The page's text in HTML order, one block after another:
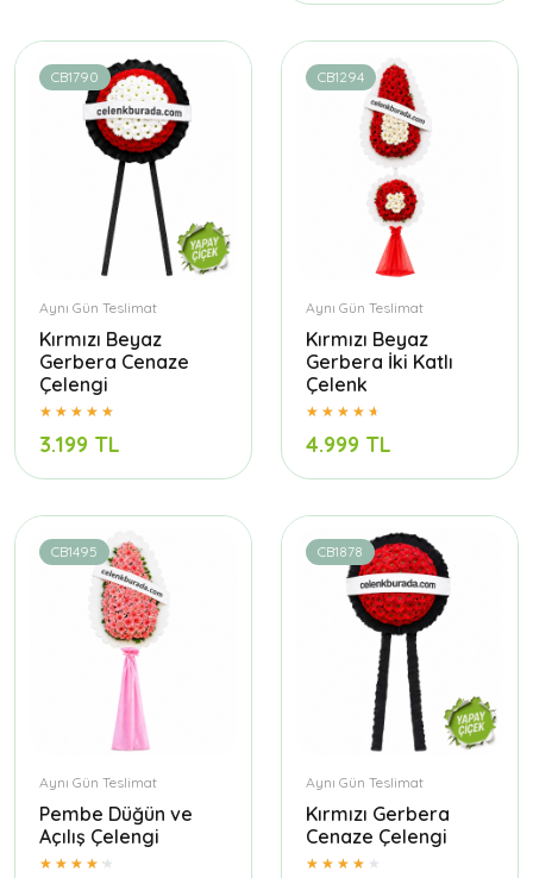
CB1790
Aynı Gün Teslimat
Kırmızı Beyaz
Gerbera Cenaze
Çelengi
3.199 TL
CB1294
Aynı Gün Teslimat
Kırmızı Beyaz
Gerbera İki Katlı
Çelenk
4.999 TL
CB1495
Aynı Gün Teslimat
Pembe Düğün ve
Açılış Çelengi
CB1878
Aynı Gün Teslimat
Kırmızı Gerbera
Cenaze Çelengi